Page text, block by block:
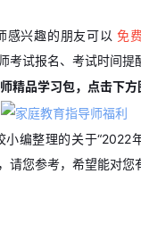
感兴趣的朋友可以 免
考试报名、考试时间提
精品学习包，点击下方
小编整理的关于“2022
请您参考，希望能对您